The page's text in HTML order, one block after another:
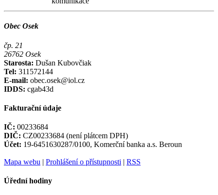
Obec Osek
čp. 21
26762 Osek
Starosta: Dušan Kubovčiak
Tel: 311572144
E-mail: obec.osek@iol.cz
IDDS: cgab43d
Fakturační údaje
IČ: 00233684
DIČ: CZ00233684 (není plátcem DPH)
Účet: 19-6451630287/0100, Komerční banka a.s. Beroun
Mapa webu | Prohlášení o přístupnosti | RSS
Úřední hodiny